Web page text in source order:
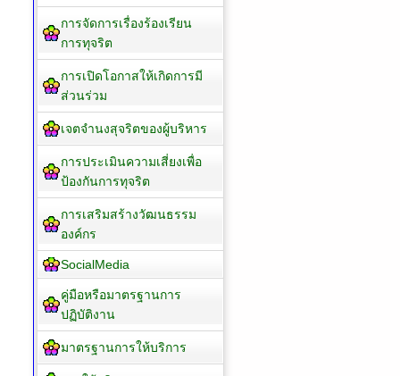
การจัดการเรื่องร้องเรียน
การทุจริต
การเปิดโอกาสให้เกิดการมี
ส่วนร่วม
เจตจำนงสุจริตของผู้บริหาร
การประเมินความเสี่ยงเพื่อ
ป้องกันการทุจริต
การเสริมสร้างวัฒนธรรม
องค์กร
SocialMedia
คู่มือหรือมาตรฐานการ
ปฏิบัติงาน
มาตรฐานการให้บริการ